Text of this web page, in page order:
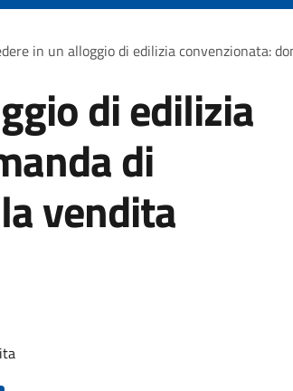
in un alloggio di edilizia convenzionata:
di edilizia
di
vendita